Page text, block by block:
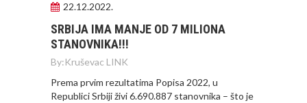
22.12.2022.
SRBIJA IMA MANJE OD 7 MILIONA
STANOVNIKA!!!
By:Kruševac LINK
Prema prvim rezultatima Popisa 2022, u
Republici Srbiji živi 6.690.887 stanovnika – što je